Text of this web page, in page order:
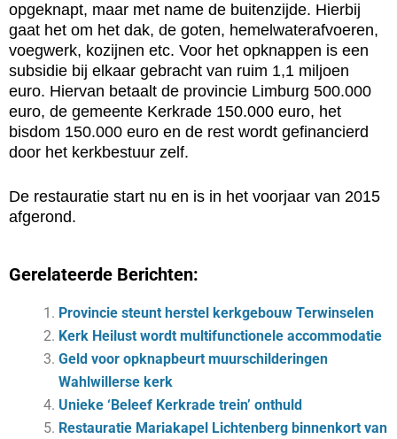
opgeknapt, maar met name de buitenzijde. Hierbij
gaat het om het dak, de goten, hemelwaterafvoeren,
voegwerk, kozijnen etc. Voor het opknappen is een
subsidie bij elkaar gebracht van ruim 1,1 miljoen
euro. Hiervan betaalt de provincie Limburg 500.000
euro, de gemeente Kerkrade 150.000 euro, het
bisdom 150.000 euro en de rest wordt gefinancierd
door het kerkbestuur zelf.
De restauratie start nu en is in het voorjaar van 2015
afgerond.
Gerelateerde Berichten:
Provincie steunt herstel kerkgebouw Terwinselen
Kerk Heilust wordt multifunctionele accommodatie
Geld voor opknapbeurt muurschilderingen
Wahlwillerse kerk
Unie­ke ‘Be­leef Kerk­ra­de trein’ ont­huld
Restauratie Mariakapel Lichtenberg binnenkort van